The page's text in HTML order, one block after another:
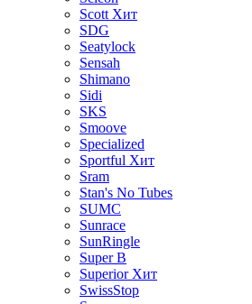
Scott Хит
SDG
Seatylock
Sensah
Shimano
Sidi
SKS
Smoove
Specialized
Sportful Хит
Sram
Stan's No Tubes
SUMC
Sunrace
SunRingle
Super B
Superior Хит
SwissStop